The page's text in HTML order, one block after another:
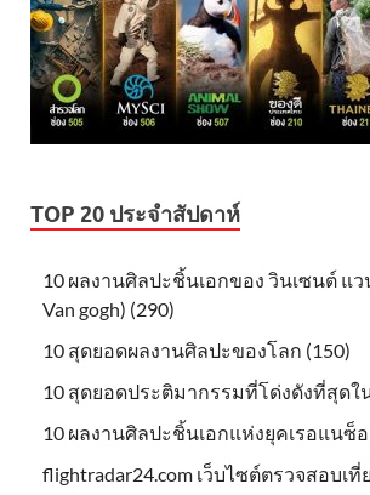
TOP 20 ประจำสัปดาห์
10 ผลงานศิลปะชิ้นเอกของ วินเซนต์ แว
Van gogh) (290)
10 สุดยอดผลงานศิลปะของโลก (150)
10 สุดยอดประติมากรรมที่โด่งดังที่สุดใ
10 ผลงานศิลปะชิ้นเอกแห่งยุคเรอแนซ็อ
flightradar24.com เว็บไซต์ตรวจสอบเ